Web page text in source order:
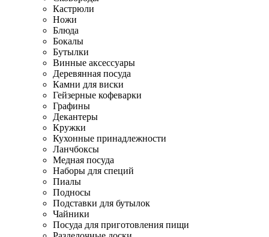
Кастрюли
Ножи
Блюда
Бокалы
Бутылки
Винные аксессуары
Деревянная посуда
Камни для виски
Гейзерные кофеварки
Графины
Декантеры
Кружки
Кухонные принадлежности
Ланчбоксы
Медная посуда
Наборы для специй
Пиалы
Подносы
Подставки для бутылок
Чайники
Посуда для приготовления пищи